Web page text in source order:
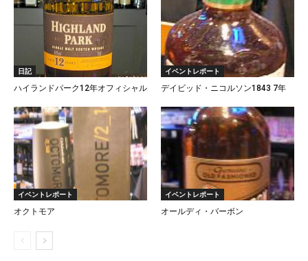
日記
ハイランドパーク12年オフィシャル
イベントレポート
デイビッド・ニコルソン1843 7年
イベントレポート
オクトモア
イベントレポート
オールディ・バーボン